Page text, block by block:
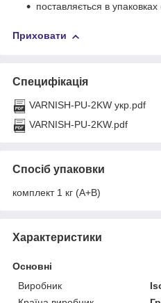
поставляється в
Приховати
Специфікація
VARNISH-PU-2KW укр.pdf
VARNISH-PU-2KW.pdf
Спосіб упаковки
комплект 1 кг (А+B)
Характеристики
Основні
Виробник